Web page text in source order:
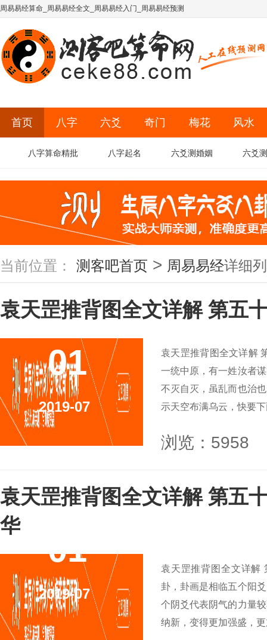
周易易经算命_周易易经全文_周易易经入门_周易易经预测
首页 八字 六爻 奇门 梅花 风水
八字算命精批 八字起名 六爻测婚姻 六爻
当前位置： 测客吧首页 > 周易易经详细
袁天罡推背图全文详解 第五
01
2019-07
袁天罡推背图全文详解
一统中原，有一姓汝者
不灭自灭，虽乱而也治
示天空布满乌云，快要
浏览：5958
袁天罡推背图全文详解 第五
华
01
2019-07
袁天罡推背图全文详解
卦，卦画是相临五个阳
个阴爻代表阴气的力量
纳新，变得更加强盛，